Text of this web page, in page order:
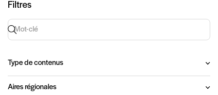
Filtres
Recherche par mot-clé
Type de contenus
Aires régionales